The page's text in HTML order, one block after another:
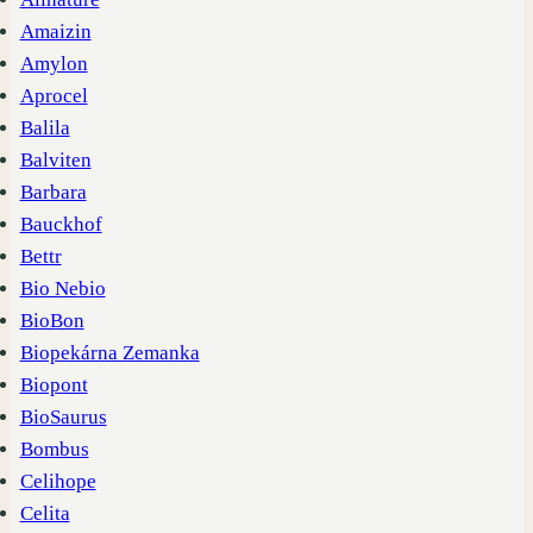
Amaizin
Amylon
Aprocel
Balila
Balviten
Barbara
Bauckhof
Bettr
Bio Nebio
BioBon
Biopekárna Zemanka
Biopont
BioSaurus
Bombus
Celihope
Celita